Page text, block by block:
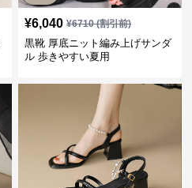
¥6,040 ¥6710(割引前)
黒靴 厚底ニット編み上げサンダ
ル 歩きやすい夏用